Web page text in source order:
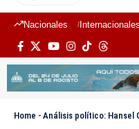
Nacionales Internacionales
Home - Análisis político: Hansel García